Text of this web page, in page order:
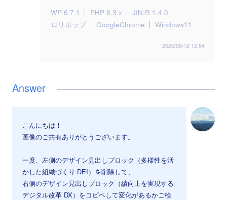
WP 6.7.1 PHP 8.3.x
JIN:R 1.4.0
ロリポップ
GoogleChrome Windows11
2025/09/12 12:54
こんにちは！
画像のご共有ありがとうございます。
一度、左側のデザイン見出しブロック（多様性を活
かした組織づくり DEI）を削除して、
右側のデザイン見出しブロック（績向上を実現する
デジタル改革 DX）をコピペして変化があるかご検